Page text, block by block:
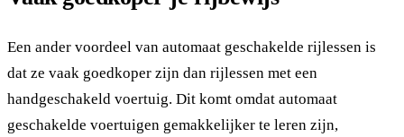
Een ander voordeel van automaat geschakelde rijlessen is
dat ze vaak goedkoper zijn dan rijlessen met een
handgeschakeld voertuig. Dit komt omdat automaat
geschakelde voertuigen gemakkelijker te leren zijn,